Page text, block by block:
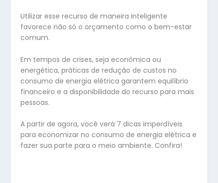
Utilizar esse recurso de maneira inteligente
favorece não só o orçamento como o bem-estar
comum.
Em tempos de crises, seja econômica ou
energética, práticas de redução de custos no
consumo de energia elétrica garantem equilíbrio
financeiro e a disponibilidade do recurso para mais
pessoas.
A partir de agora, você verá 7 dicas imperdíveis
para economizar no consumo de energia elétrica e
fazer sua parte para o meio ambiente. Confira!